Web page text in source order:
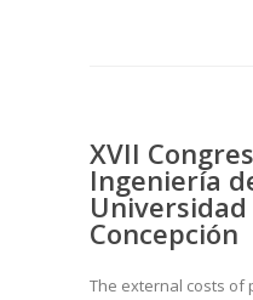
XVII
Ingeniería
Universidad
Concepción
The external costs of